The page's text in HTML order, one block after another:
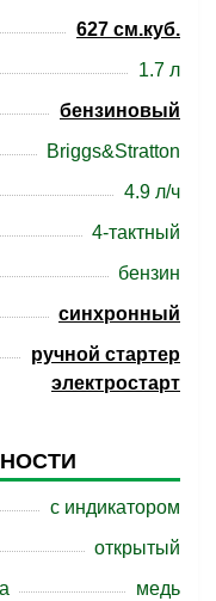
627 см.куб.
1.7 л
бензиновый
Briggs&Stratton
4.9 л/ч
4-тактный
бензин
синхронный
ручной стартер
электростарт
с индикатором
открытый
медь